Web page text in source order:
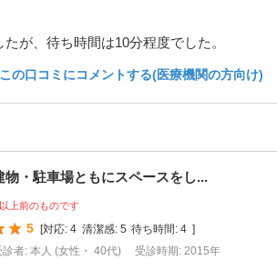
が、待ち時間は10分程度でした。
の口コミにコメントする(医療機関の方向け)
物・駐車場ともにスペースをし...
上前のものです
5 対応: 4 清潔感: 5 待ち時間: 4
診者: 本人 (女性・ 40代) 受診時期: 2015年